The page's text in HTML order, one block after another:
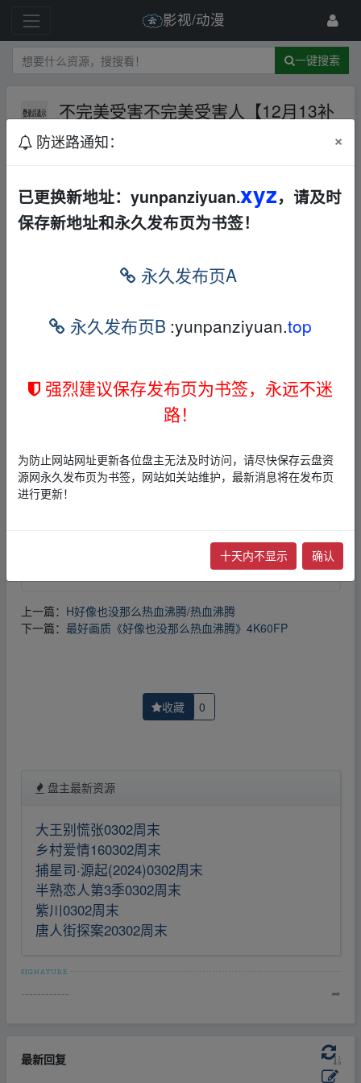
影视/动漫
一键搜索
不完美受害不完美受害人【12月13补
新】
﹏fr▪om w▁ww.y un、pan▁zi yu▁an.xy z
免责声明
1，本站所有内容均为站内网盘爱好者分享发布的网盘链接
者文责自负。
3，本文内所有链接指向的云盘网盘资源，其版权归版权方
所有！其实际管理权为帖子发布者所有，本站无法操作相
进行投诉，我们将在确认本文链接指向的资源存
在侵权后，立即删除相关介绍帖子！
上一篇： H好像也没那么热血沸腾/热血沸腾
下一篇： 最好画质《好像也没那么热血沸腾》4K60FP
收藏 0
盘主最新资源
大王别慌张0302周末
乡村爱情160302周末
捕星司·源起(2024)0302周末
半熟恋人第3季0302周末
紫川0302周末
唐人街探案20302周末
------------ ➦
最新回复
防迷路通知： ×
已更换新地址：yunpanziyuan.xyz，请及时
保存新地址和永久发布页为书签！
永久发布页A
永久发布页B :yunpanziyuan.top
强烈建议保存发布页为书签，永远不迷
路！
为防止网站网址更新各位盘主无法及时访问，请尽快保存云盘资
源网永久发布页为书签，网站如关站维护，最新消息将在发布页
进行更新！
十天内不显示 确认